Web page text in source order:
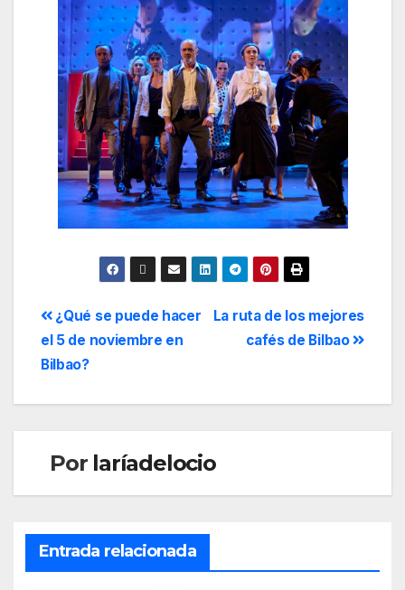
La ruta de los mejores
cafés de Bilbao
¿Qué se puede hacer
el 5 de noviembre en
Bilbao?
Por laríadelocio
Entrada relacionada